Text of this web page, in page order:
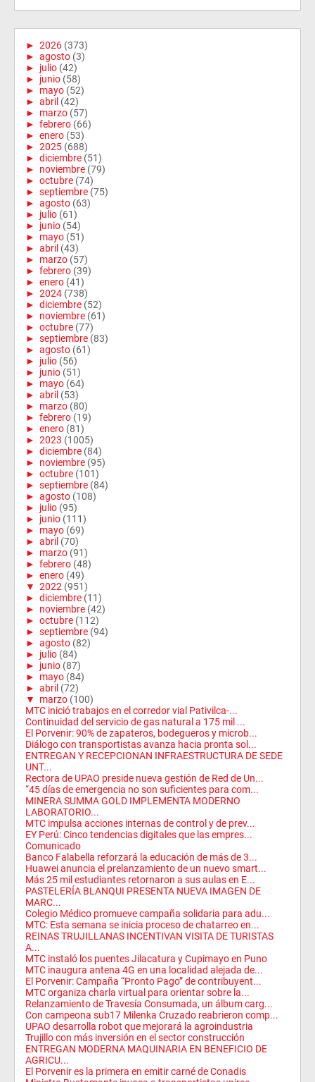
► 2026 (373)
► agosto (3)
► julio (42)
► junio (58)
► mayo (52)
► abril (42)
► marzo (57)
► febrero (66)
► enero (53)
► 2025 (688)
► diciembre (51)
► noviembre (79)
► octubre (74)
► septiembre (75)
► agosto (63)
► julio (61)
► junio (54)
► mayo (51)
► abril (43)
► marzo (57)
► febrero (39)
► enero (41)
► 2024 (738)
► diciembre (52)
► noviembre (61)
► octubre (77)
► septiembre (83)
► agosto (61)
► julio (56)
► junio (51)
► mayo (64)
► abril (53)
► marzo (80)
► febrero (19)
► enero (81)
► 2023 (1005)
► diciembre (84)
► noviembre (95)
► octubre (101)
► septiembre (84)
► agosto (108)
► julio (95)
► junio (111)
► mayo (69)
► abril (70)
► marzo (91)
► febrero (48)
► enero (49)
▼ 2022 (951)
► diciembre (11)
► noviembre (42)
► octubre (112)
► septiembre (94)
► agosto (82)
► julio (84)
► junio (87)
► mayo (84)
► abril (72)
▼
marzo (100)
MTC inició trabajos en el corredor vial Pativilca-...
Continuidad del servicio de gas natural a 175 mil ...
El Porvenir: 90% de zapateros, bodegueros y microb...
Diálogo con transportistas avanza hacia pronta sol...
ENTREGAN Y RECEPCIONAN INFRAESTRUCTURA DE SEDE
UNT...
Rectora de UPAO preside nueva gestión de Red de Un...
“45 días de emergencia no son suficientes para com...
MINERA SUMMA GOLD IMPLEMENTA MODERNO
LABORATORIO...
MTC impulsa acciones internas de control y de prev...
EY Perú: Cinco tendencias digitales que las empres...
Comunicado
Banco Falabella reforzará la educación de más de 3...
Huawei anuncia el prelanzamiento de un nuevo smart...
Más 25 mil estudiantes retornaron a sus aulas en E...
PASTELERÍA BLANQUI PRESENTA NUEVA IMAGEN DE
MARC...
Colegio Médico promueve campaña solidaria para adu...
MTC: Esta semana se inicia proceso de chatarreo en...
REINAS TRUJILLANAS INCENTIVAN VISITA DE TURISTAS
A...
MTC instaló los puentes Jilacatura y Cupimayo en Puno
MTC inaugura antena 4G en una localidad alejada de...
El Porvenir: Campaña “Pronto Pago” de contribuyent...
MTC organiza charla virtual para orientar sobre la...
Relanzamiento de Travesía Consumada, un álbum carg...
Con campeona sub17 Milenka Cruzado reabrieron comp...
UPAO desarrolla robot que mejorará la agroindustria
Trujillo con más inversión en el sector construcción
ENTREGAN MODERNA MAQUINARIA EN BENEFICIO DE
AGRICU...
El Porvenir es la primera en emitir carné de Conadis